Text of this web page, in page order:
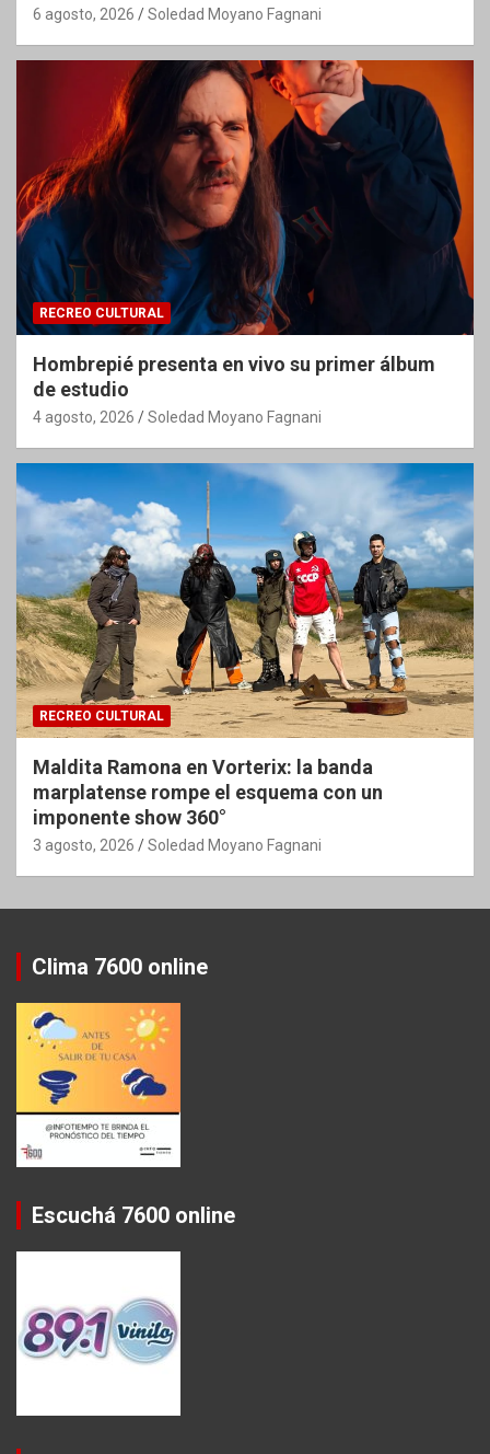
6 agosto, 2026 Soledad Moyano Fagnani
RECREO CULTURAL
Hombrepié presenta en vivo su primer álbum
de estudio
4 agosto, 2026 Soledad Moyano Fagnani
RECREO CULTURAL
Maldita Ramona en Vorterix: la banda
marplatense rompe el esquema con un
imponente show 360°
3 agosto, 2026 Soledad Moyano Fagnani
Clima 7600 online
Escuchá 7600 online